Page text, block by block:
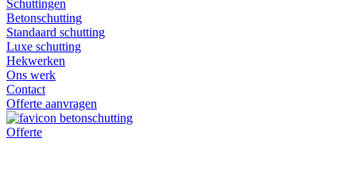
Schuttingen
Betonschutting
Standaard schutting
Luxe schutting
Hekwerken
Ons werk
Contact
Offerte aanvragen
Offerte